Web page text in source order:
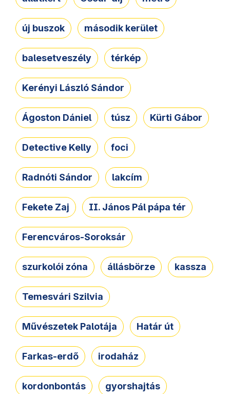
új buszok második kerület
balesetveszély térkép
Kerényi László Sándor
Ágoston Dániel túsz Kürti Gábor
Detective Kelly foci
Radnóti Sándor lakcím
Fekete Zaj II. János Pál pápa tér
Ferencváros-Soroksár
szurkolói zóna állásbörze kassza
Temesvári Szilvia
Művészetek Palotája Határ út
Farkas-erdő irodaház
kordonbontás gyorshajtás